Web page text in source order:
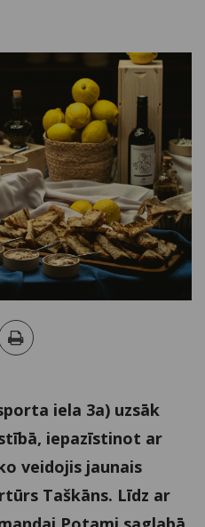
iela 3a) uzsāk
iepazīstinot ar
veidojis jaunais
Taškāns. Līdz ar